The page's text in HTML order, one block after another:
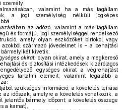
személy,
valamint ha a más tagállam
a jogi személyiség nélküli jogképes
az adózó, valamint a más tagállam
és formájú, jogi személyiséggel rendelkező
amely olyan eszközöket birtokol vagy
származó jövedelmet is – a behajtási
bármelyikét kivetik;
okirat: olyan okirat, amely a megkereső
és biztosítási intézkedések kizárólagos
egységes okirat a végrehajtást
tartalmi elemeit, valamint legalább a
szükséges információ, a követelés leírása
az időszak, amelyre a követelés vonatkozik; a
jelentős bármely időpont; a követelés összege
a kamat),